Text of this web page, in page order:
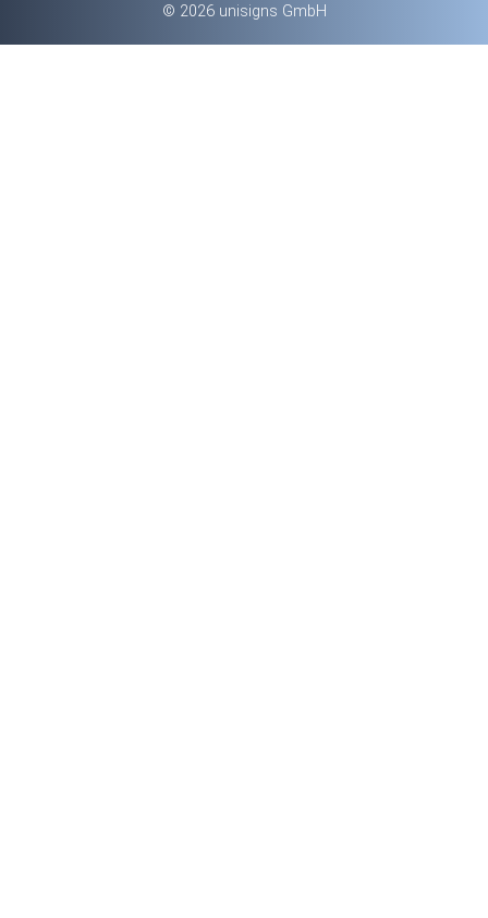
© 2026 unisigns GmbH